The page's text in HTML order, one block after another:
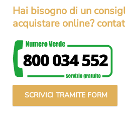
Hai bisogno di un
acquistare online?
SCRIVICI TRAMITE FORM